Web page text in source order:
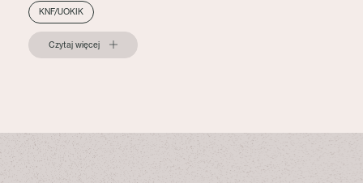
KNF/UOKIK
Czytaj więcej